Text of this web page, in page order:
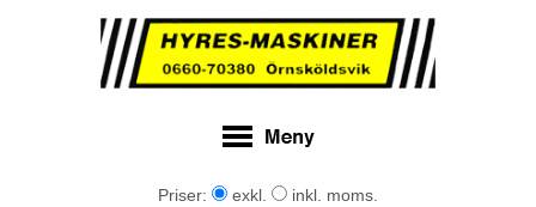
Priser: exkl. inkl. moms.